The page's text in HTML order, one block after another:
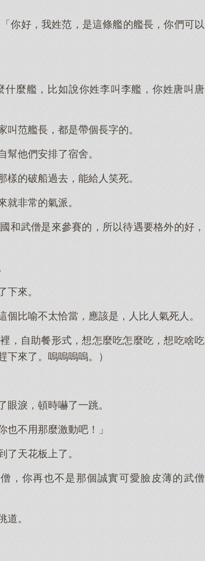
你好，我姓范，是這條艦的艦長，你們可以
麼艦，比如說你姓李叫李艦，你姓唐叫唐
范艦長，都是帶個長字的。
他們安排了宿舍。
的破船過去，能給人笑死。
就非常的氣派。
和武僧是來參賽的，所以待遇要格外的好，
下來。
比喻不太恰當，應該是，人比人氣死人。
，自助餐形式，想怎麼吃怎麼吃，想吃啥吃
來了。嗚嗚嗚嗚。）
淚，頓時嚇了一跳。
也不用那麼激動吧！」
天花板上了。
，你再也不是那個誠實可愛臉皮薄的武僧
道。